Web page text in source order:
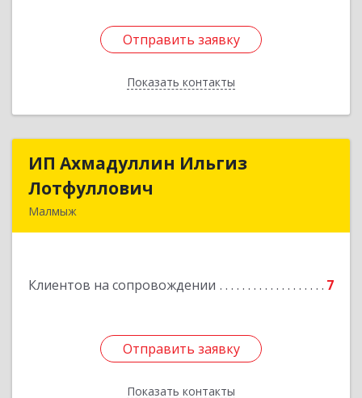
Отправить заявку
Показать контакты
Отправить заявку
Назад
ИП Ахмадуллин Ильгиз
Лотфуллович
Малмыж
Клиентов на сопровождении 7
Отправить заявку
Показать контакты
ИП Ахмадуллин Ильгиз
Подробнее
Отправить заявку
Назад